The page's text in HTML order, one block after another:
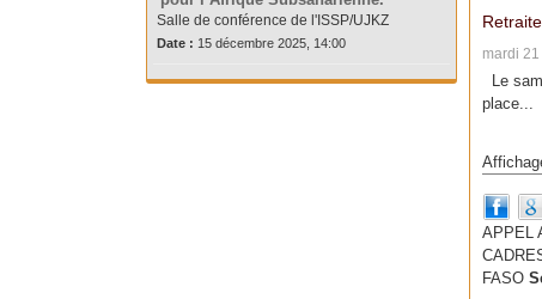
mardi
Le
place...
APPEL
FASO
Salle de conférence de l'ISSP/UJKZ
Date : 15 décembre 2025, 14:00